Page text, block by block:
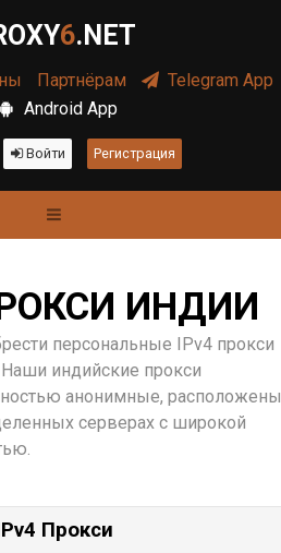
6.NET
Партнёрам
Telegram App
Android App
Войти Регистрация
ИНДИИ
персональные IPv4 прокси
индийские прокси
анонимные, расположены
серверах с широкой
Прокси